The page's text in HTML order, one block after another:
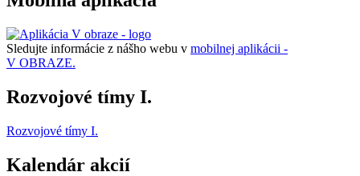
Sledujte informácie z nášho webu v mobilnej aplikácii -
V OBRAZE.
Rozvojové tímy I.
Rozvojové tímy I.
Kalendár akcií